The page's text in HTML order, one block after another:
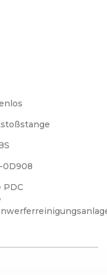
0D908
PDC